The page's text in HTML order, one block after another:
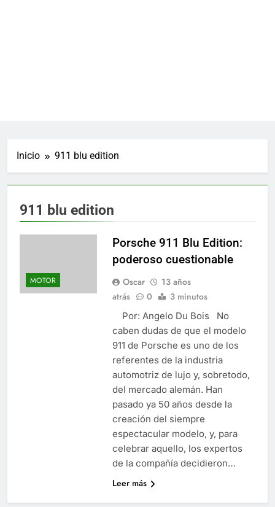
Inicio 911 blu edition
911 blu edition
MOTOR
Porsche 911 Blu Edition:
poderoso cuestionable
Oscar
13 años
atrás
0 3 minutos
Por: Angelo Du Bois No
caben dudas de que el modelo
911 de Porsche es uno de los
referentes de la industria
automotriz de lujo y, sobretodo,
del mercado alemán. Han
pasado ya 50 años desde la
creación del siempre
espectacular modelo, y, para
celebrar aquello, los expertos
de la compañía decidieron…
Leer más